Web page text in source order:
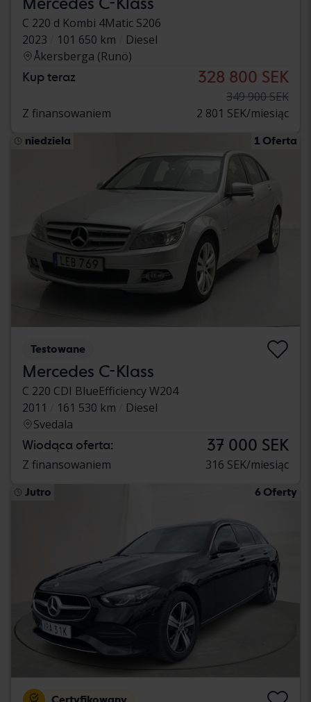
C 220 d Kombi 4Matic S206
2023
101 650 km
Diesel
Åkersberga (Runö)
Kup teraz 328 800 SEK
349 900 SEK
Z finansowaniem
2 801 SEK/miesiąc
niedziela 1 Oferta
Testowane
Mercedes C-Klass
C 220 CDI BlueEfficiency W204
2011
161 530 km
Diesel
Svedala
Wiodąca oferta: 37 000 SEK
Z finansowaniem 316 SEK/miesiąc
Jutro 6 Oferty